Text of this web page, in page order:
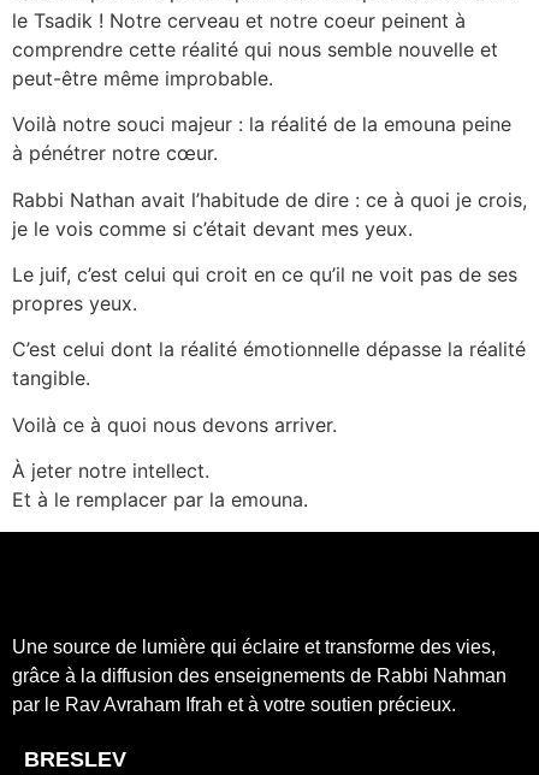
le Tsadik ! Notre cerveau et notre coeur peinent à
comprendre cette réalité qui nous semble nouvelle et
peut-être même improbable.
Voilà notre souci majeur : la réalité de la emouna peine
à pénétrer notre cœur.
Rabbi Nathan avait l’habitude de dire : ce à quoi je crois,
je le vois comme si c’était devant mes yeux.
Le juif, c’est celui qui croit en ce qu’il ne voit pas de ses
propres yeux.
C’est celui dont la réalité émotionnelle dépasse la réalité
tangible.
Voilà ce à quoi nous devons arriver.
À jeter notre intellect.
Et à le remplacer par la emouna.
Une source de lumière qui éclaire et transforme des vies,
grâce à la diffusion des enseignements de Rabbi Nahman
par le Rav Avraham Ifrah et à votre soutien précieux.
BRESLEV